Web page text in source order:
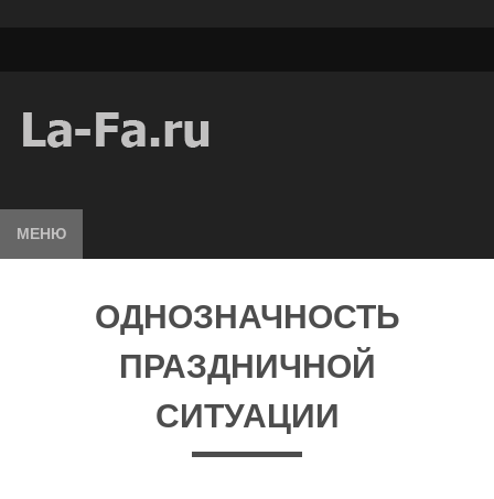
МЕНЮ
ОДНОЗНАЧНОСТЬ
ПРАЗДНИЧНОЙ
СИТУАЦИИ